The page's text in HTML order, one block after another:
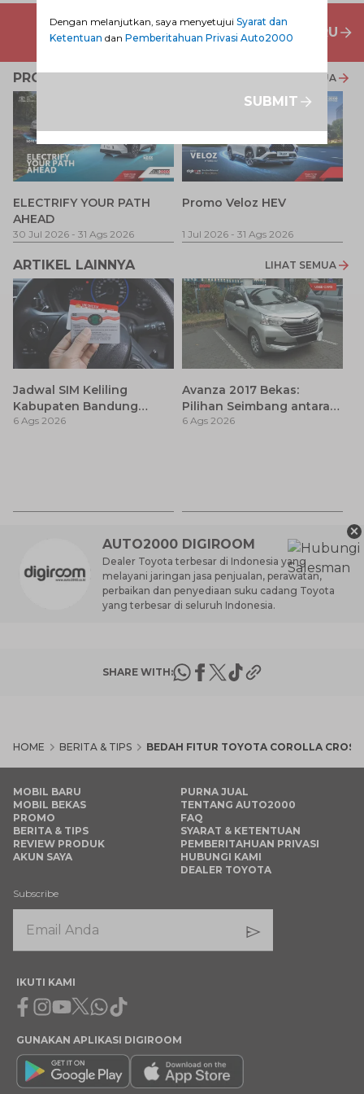
PENAWARAN MOBIL BARU
PROMO TERKAIT LIHAT SEMUA
ELECTRIFY YOUR PATH
AHEAD
30 Jul 2026 - 31 Ags 2026
Promo Veloz HEV
1 Jul 2026 - 31 Ags 2026
ARTIKEL LAINNYA LIHAT SEMUA
Jadwal SIM Keliling
Kabupaten Bandung
Terbaru 2026 dan
6 Ags 2026
Avanza 2017 Bekas:
Pilihan Seimbang antara
Harga dan Fitur Modern
6 Ags 2026
AUTO2000 DIGIROOM
Dealer Toyota terbesar di Indonesia yang
melayani jaringan jasa penjualan, perawatan,
perbaikan dan penyediaan suku cadang Toyota
yang terbesar di seluruh Indonesia.
SHARE WITH:
HOME BERITA & TIPS BEDAH FITUR TOYOTA COROLLA
×
MOBIL BARU
MOBIL BEKAS
PROMO
BERITA & TIPS
REVIEW PRODUK
AKUN SAYA
PURNA JUAL
TENTANG AUTO2000
FAQ
SYARAT & KETENTUAN
PEMBERITAHUAN PRIVASI
HUBUNGI KAMI
DEALER TOYOTA
Subscribe
IKUTI KAMI
Facebook
Instagram
Youtube
X Whatsapp
Tiktok
GUNAKAN APLIKASI DIGIROOM
Dengan melanjutkan, saya menyetujui Syarat dan
Ketentuan dan Pemberitahuan Privasi Auto2000
SUBMIT